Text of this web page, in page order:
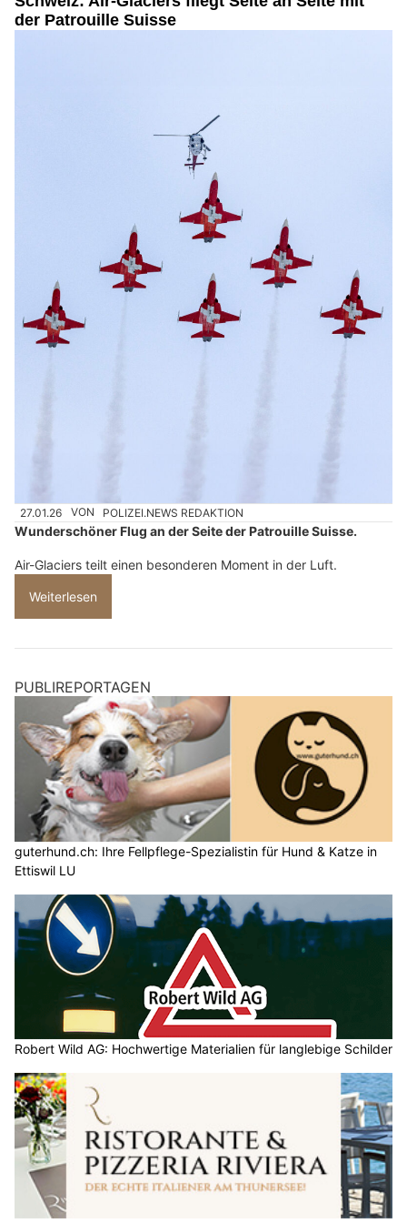
der Patrouille Suisse
27.01.26 VON POLIZEI.NEWS REDAKTION
Wunderschöner Flug an der Seite der Patrouille Suisse.
Air-Glaciers teilt einen besonderen Moment in der Luft.
Weiterlesen
PUBLIREPORTAGEN
guterhund.ch: Ihre Fellpflege-Spezialistin für Hund & Katze in
Ettiswil LU
Robert Wild AG: Hochwertige Materialien für langlebige Schilder